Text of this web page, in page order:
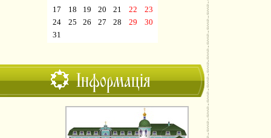
Інформація